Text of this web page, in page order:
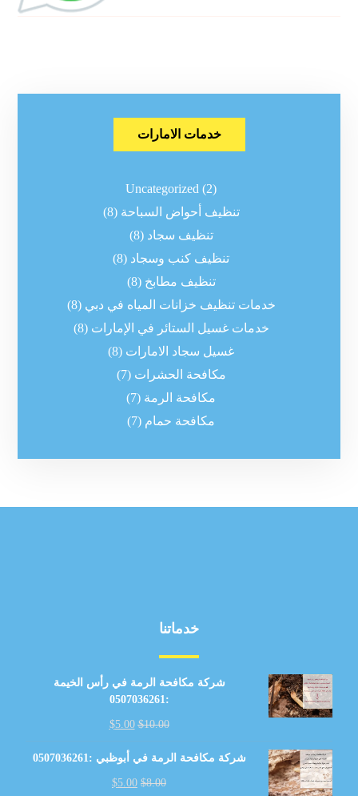
خدمات الامارات
Uncategorized (2)
تنظيف أحواض السباحة (8)
تنظيف سجاد (8)
تنظيف كنب وسجاد (8)
تنظيف مطابخ (8)
خدمات تنظيف خزانات المياه في دبي (8)
خدمات غسيل الستائر في الإمارات (8)
غسيل سجاد الامارات (8)
مكافحة الحشرات (7)
مكافحة الرمة (7)
مكافحة حمام (7)
خدماتنا
شركة مكافحة الرمة في رأس الخيمة
:0507036261
$10.00
$5.00
شركة مكافحة الرمة في أبوظبي :0507036261
$8.00
$5.00